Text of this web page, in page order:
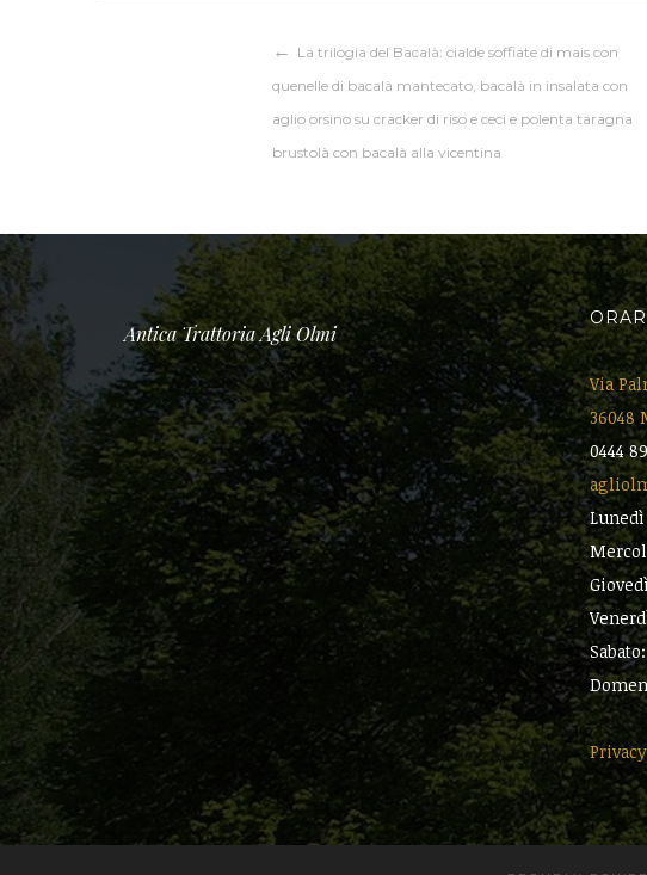
Navigazione
articoli
La trilogia del Bacalà: cialde soffiate di mais con
quenelle di bacalà mantecato, bacalà in insalata con
aglio orsino su cracker di riso e ceci e polenta taragna
brustolà con bacalà alla vicentina
Antica Trattoria Agli Olmi
Via
36048
0444